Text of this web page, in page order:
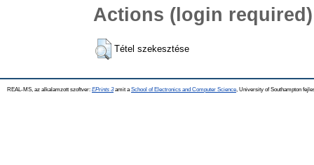
Actions (login required)
Tétel szekesztése
REAL-MS, az alkalamzott szoftver: EPrints 3amit a School of Electronics and Computer Science , University of Southampton